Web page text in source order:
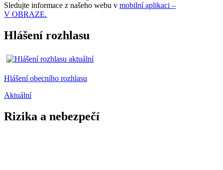
Sledujte informace z našeho webu v mobilní aplikaci –
V OBRAZE.
Hlášení rozhlasu
Hlášení obecního rozhlasu
Aktuální
Rizika a nebezpečí